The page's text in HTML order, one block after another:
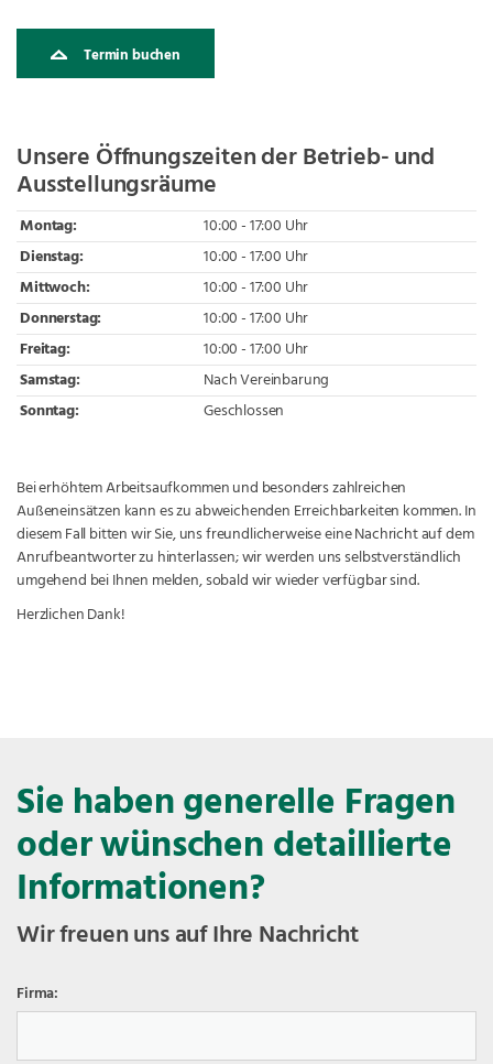
Termin buchen
Unsere Öffnungszeiten der Betrieb- und
Ausstellungsräume
Montag:
10:00 - 17:00 Uhr
Dienstag:
10:00 - 17:00 Uhr
Mittwoch:
10:00 - 17:00 Uhr
Donnerstag:
10:00 - 17:00 Uhr
Freitag:
10:00 - 17:00 Uhr
Samstag:
Nach Vereinbarung
Sonntag:
Geschlossen
Bei erhöhtem Arbeitsaufkommen und besonders zahlreichen
Außeneinsätzen kann es zu abweichenden Erreichbarkeiten kommen. In
diesem Fall bitten wir Sie, uns freundlicherweise eine Nachricht auf dem
Anrufbeantworter zu hinterlassen; wir werden uns selbstverständlich
umgehend bei Ihnen melden, sobald wir wieder verfügbar sind.
Herzlichen Dank!
Sie haben generelle Fragen
oder wünschen detaillierte
Informationen?
Wir freuen uns auf Ihre Nachricht
Firma: